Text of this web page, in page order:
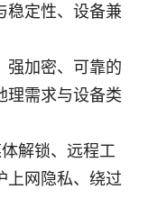
稳定性、设备兼
强加密、可靠的
理需求与设备类
解锁、远程工
上网隐私、绕过